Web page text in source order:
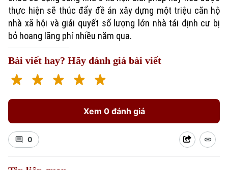
thực hiện sẽ thúc đẩy đề án xây dựng một triệu căn hộ
nhà xã hội và giải quyết số lượng lớn nhà tái định cư bị
bỏ hoang lãng phí nhiều năm qua.
Bài viết hay? Hãy đánh giá bài viết
Xem 0 đánh giá
0